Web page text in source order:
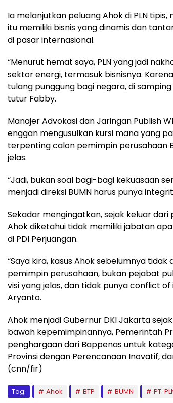
Ia melanjutkan peluang Ahok di PLN
itu memiliki bisnis yang dinamis dan
di pasar internasional.
“Menurut hemat saya, PLN yang jadi
sektor energi, termasuk bisnisnya.
tulang punggung bagi negara, di
tutur Fabby.
Manajer Advokasi dan Jaringan Publish
enggan mengusulkan kursi mana yang
terpenting calon pemimpin perusahaan
jelas.
“Jadi, bukan soal bagi-bagi kekuasaan
menjadi direksi BUMN harus punya
Sekadar mengingatkan, sejak keluar
Ahok diketahui tidak memiliki jabatan
di PDI Perjuangan.
“Saya kira, kasus Ahok sebelumnya
pemimpin perusahaan, bukan pejabat
visi yang jelas, dan tidak punya conflict
Aryanto.
Ahok menjadi Gubernur DKI Jakarta sejak
bawah kepemimpinannya, Pemerintah
penghargaan dari Bappenas untuk
Provinsi dengan Perencanaan Inovatif,
(cnn/fir)
Tag: Ahok BTP BUMN PT.